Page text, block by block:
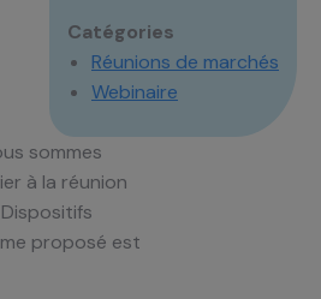
Catégories
Réunions de marchés
Webinaire
sommes
à la réunion
proposé est